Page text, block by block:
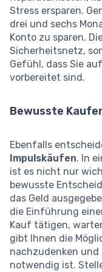
Stress ersparen.
drei und sechs
Konto zu sparen.
Sicherheitsnetz,
Gefühl, dass Sie
vorbereitet sind.
Bewusste
Ebenfalls
Impulskäufen. In
ist es nicht nur
bewusste
das Geld
die Einführung
Kauf tätigen,
gibt Ihnen die
nachzudenken und
notwendig ist.